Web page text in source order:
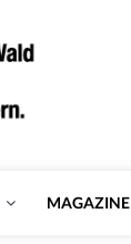
MAGAZINE